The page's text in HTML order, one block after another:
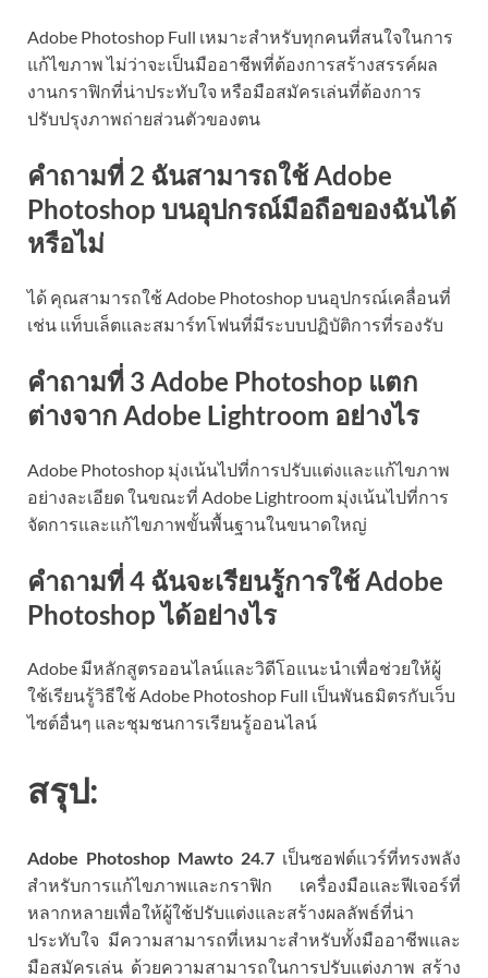
Adobe Photoshop Full เหมาะสำหรับทุกคนที่สนใจในการ
แก้ไขภาพ ไม่ว่าจะเป็นมืออาชีพที่ต้องการสร้างสรรค์ผล
งานกราฟิกที่น่าประทับใจ หรือมือสมัครเล่นที่ต้องการ
ปรับปรุงภาพถ่ายส่วนตัวของตน
คำถามที่ 2 ฉันสามารถใช้ Adobe
Photoshop บนอุปกรณ์มือถือของฉันได้
หรือไม่
ได้ คุณสามารถใช้ Adobe Photoshop บนอุปกรณ์เคลื่อนที่
เช่น แท็บเล็ตและสมาร์ทโฟนที่มีระบบปฏิบัติการที่รองรับ
คำถามที่ 3 Adobe Photoshop แตก
ต่างจาก Adobe Lightroom อย่างไร
Adobe Photoshop มุ่งเน้นไปที่การปรับแต่งและแก้ไขภาพ
อย่างละเอียด ในขณะที่ Adobe Lightroom มุ่งเน้นไปที่การ
จัดการและแก้ไขภาพขั้นพื้นฐานในขนาดใหญ่
คำถามที่ 4 ฉันจะเรียนรู้การใช้ Adobe
Photoshop ได้อย่างไร
Adobe มีหลักสูตรออนไลน์และวิดีโอแนะนำเพื่อช่วยให้ผู้
ใช้เรียนรู้วิธีใช้ Adobe Photoshop Full เป็นพันธมิตรกับเว็บ
ไซต์อื่นๆ และชุมชนการเรียนรู้ออนไลน์
สรุป:
Adobe Photoshop Mawto 24.7 เป็นซอฟต์แวร์ที่ทรงพลัง
สำหรับการแก้ไขภาพและกราฟิก เครื่องมือและฟีเจอร์ที่
หลากหลายเพื่อให้ผู้ใช้ปรับแต่งและสร้างผลลัพธ์ที่น่า
ประทับใจ มีความสามารถที่เหมาะสำหรับทั้งมืออาชีพและ
มือสมัครเล่น ด้วยความสามารถในการปรับแต่งภาพ สร้าง